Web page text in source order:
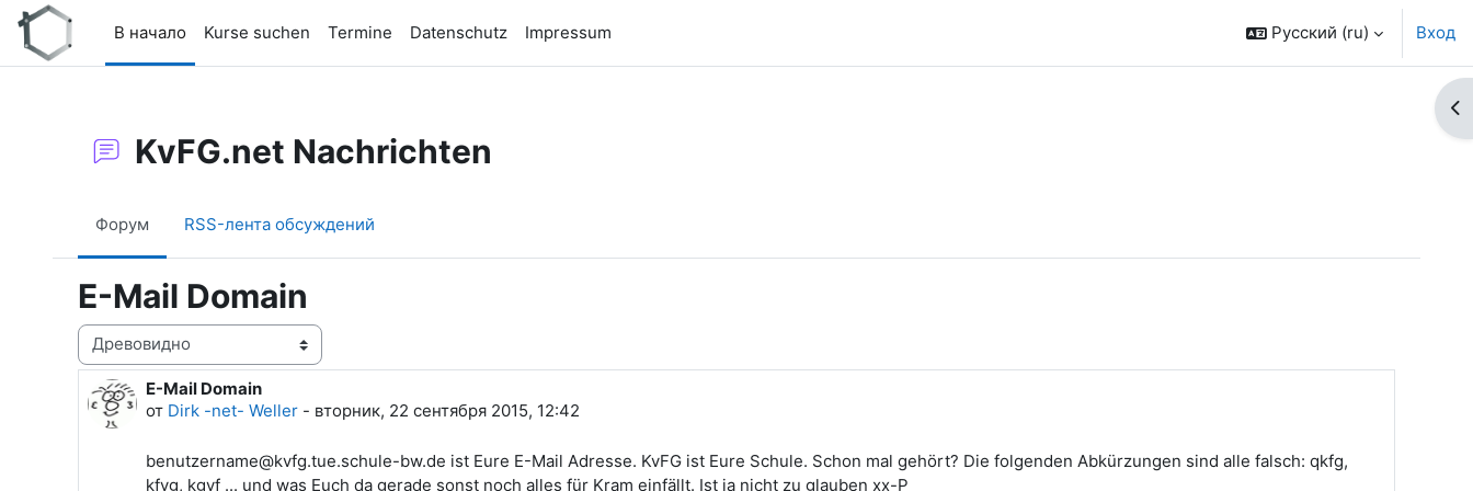
Перейти к основному содержанию
В начало
Kurse suchen Termine Datenschutz Impressum Русский ‎(ru)‎ Вход
KvFG.net Nachrichten
Форум RSS-лента обсуждений
E-Mail Domain
Режим отображения
E-Mail Domain
от Dirk -net- Weller - вторник, 22 сентября 2015, 12:42
Количество ответов: 0
benutzername@kvfg.tue.schule-bw.de ist Eure E-Mail Adresse. KvFG ist Eure Schule. Schon mal gehört? Die folgenden Abkürzungen sind alle falsch: qkfg,
kfvg, kgvf ... und was Euch da gerade sonst noch alles für Kram einfällt. Ist ja nicht zu glauben xx-P